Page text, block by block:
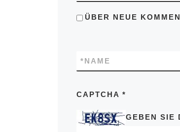
ÜBER NEUE
NAME
*
CAPTCHA *
GEBEN SIE